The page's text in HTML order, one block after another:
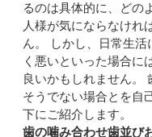
るのは具体的に、どの
人様が気にならなけれ
ん。 しかし、日常生
く悪いといった場合に
良いかもしれません。
そうでない場合とを自
下にご紹介します。
歯の噛み合わせ歯並び